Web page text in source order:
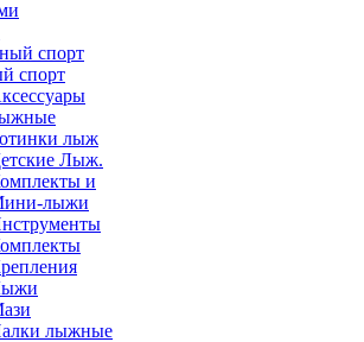
спорт
лыж
Лыж.
и
лыжи
лыжные